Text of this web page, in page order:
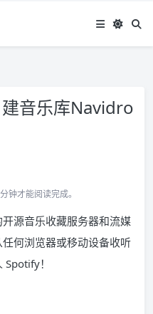
音乐库Navidro
钟才能阅读完成。
源音乐收藏服务器和流媒
何浏览器或移动设备收听
！